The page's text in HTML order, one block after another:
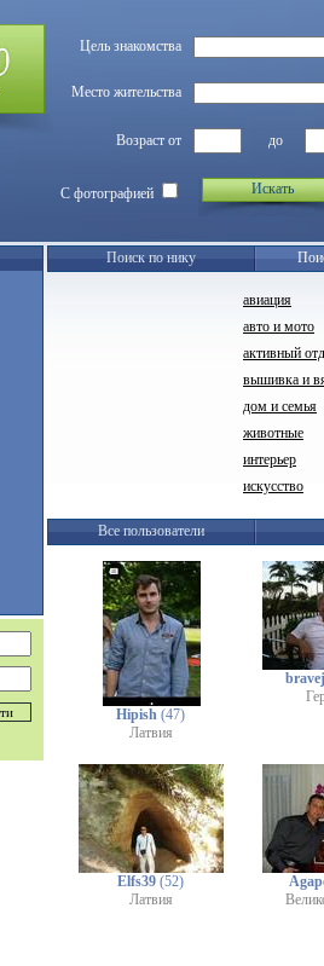
Цель знакомства
Место жительства
Возраст от до
С фотографией Искать
Поиск по нику
авиация
авто и мото
активный
вышивка и
дом и семья
животные
интерьер
искусство
Все пользователи
Hipish (47)
Латвия
Elfs39 (52)
Латвия